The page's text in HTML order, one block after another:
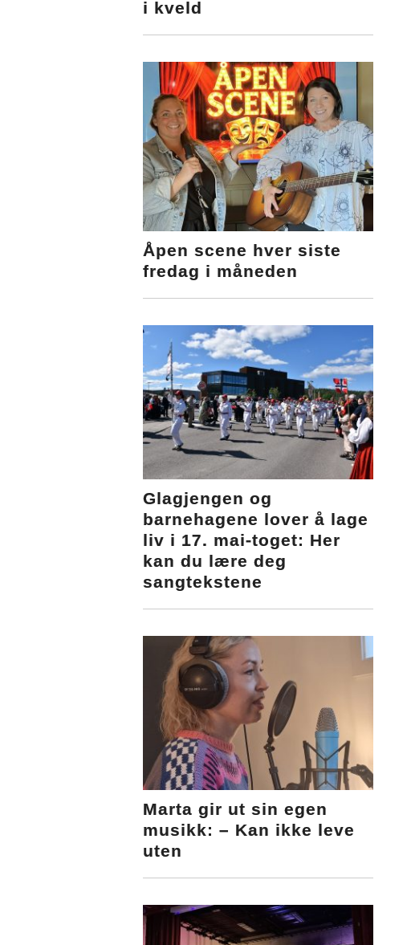
i kveld
Åpen scene hver siste
fredag i måneden
Glagjengen og
barnehagene lover å lage
liv i 17. mai-toget: Her
kan du lære deg
sangtekstene
Marta gir ut sin egen
musikk: – Kan ikke leve
uten